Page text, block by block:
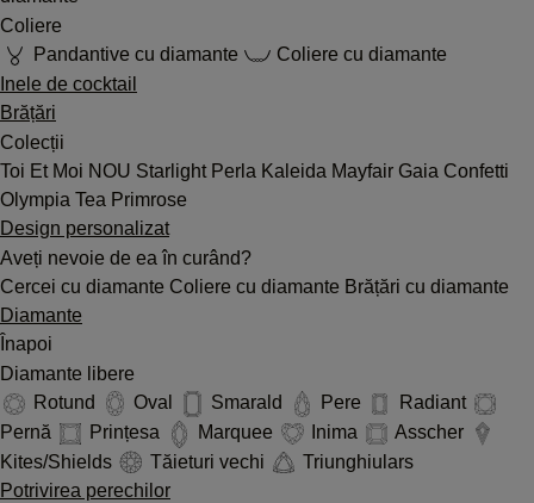
Coliere
Pandantive cu diamante
Coliere cu diamante
Inele de cocktail
Brățări
Colecții
Toi Et Moi NOU Starlight Perla Kaleida Mayfair Gaia Confetti
Olympia Tea Primrose
Design personalizat
Aveți nevoie de ea în curând?
Cercei cu diamante Coliere cu diamante Brățări cu diamante
Diamante
Înapoi
Diamante libere
Rotund
Oval Smarald Pere
Radiant
Pernă
Prințesa Marquee Inima
Asscher
Kites/Shields
Tăieturi vechi
Triunghiulars
Potrivirea perechilor